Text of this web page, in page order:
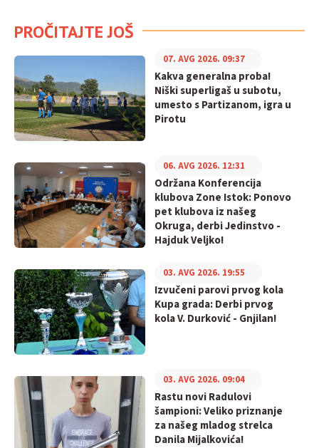
PROČITAJTE JOŠ
Kakva generalna proba!
Niški superligaš u subotu,
umesto s Partizanom, igra u
Pirotu
07. AVG 2026. 09:37
Održana Konferencija
klubova Zone Istok: Ponovo
pet klubova iz našeg
Okruga, derbi Jedinstvo -
Hajduk Veljko!
06. AVG 2026. 12:31
Izvučeni parovi prvog kola
Kupa grada: Derbi prvog
kola V. Durković - Gnjilan!
03. AVG 2026. 19:55
Rastu novi Radulovi
šampioni: Veliko priznanje
za našeg mladog strelca
Danila Mijalkovića!
03. AVG 2026. 09:04